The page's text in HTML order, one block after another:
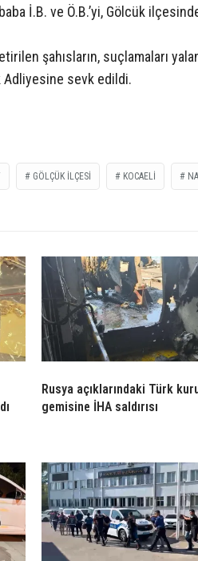
İ.B. ve Ö.B.’yi, Gölcük
şahısların, suçlamaları
Adliyesine sevk edildi.
GÖLÇÜK ILÇESI KOCAELI
Rusya açıklarındaki Türk
gemisine İHA saldırısı